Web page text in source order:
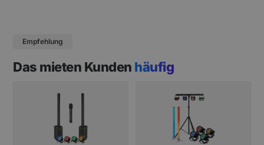
Empfehlung
Das mieten Kunden häufig